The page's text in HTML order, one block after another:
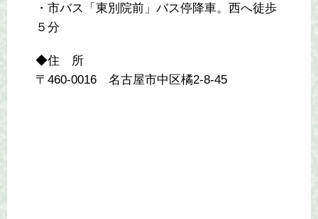
・市バス「東別院前」バス停降車。西へ徒歩
５分
◆住 所
〒460-0016 名古屋市中区橘2-8-45